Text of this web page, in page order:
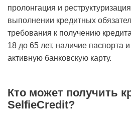
пролонгация и
выполнении кредитных
требования к получению
18 до 65 лет, наличие паспорта
активную банковскую карту.
Кто может получить
SelfieCredit?